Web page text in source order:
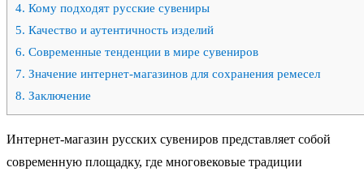
4. Кому подходят русские сувениры
5. Качество и аутентичность изделий
6. Современные тенденции в мире сувениров
7. Значение интернет-магазинов для сохранения ремесел
8. Заключение
Интернет-магазин русских сувениров представляет собой
современную площадку, где многовековые традиции